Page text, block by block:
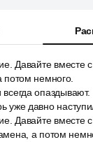
Давайте вместе
потом немного.
опаздывают.
уже давно
Давайте вместе
а потом